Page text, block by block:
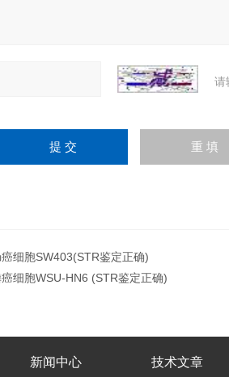
请
细胞SW403(STR鉴定正确)
细胞WSU-HN6 (STR鉴定正确)
新闻中心 技术文章